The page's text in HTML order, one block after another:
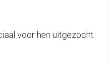
voor hen uitgezocht